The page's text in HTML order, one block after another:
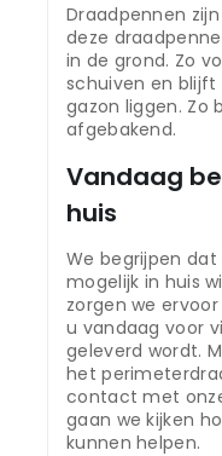
Draadpennen
deze
in de grond. Zo
schuiven en blijft
gazon liggen. Zo
afgebakend.
Vandaag
huis
We begrijpen
mogelijk in huis
zorgen we
u vandaag voor
geleverd wordt.
het
contact met
gaan we kijken
kunnen helpen.